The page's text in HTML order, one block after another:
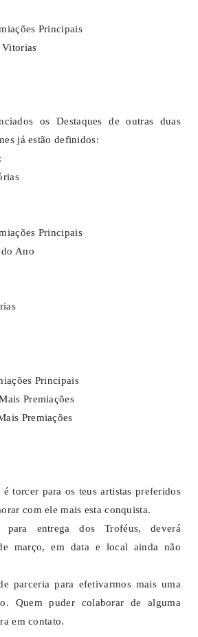
Principais
Vitorias
os Destaques de outras duas
já estão definidos:
Principais
Ano
Principais
Premiações
Premiações
torcer para os teus artistas preferidos
com ele mais esta conquista.
para entrega dos Troféus, deverá
março, em data e local ainda não
parceria para efetivarmos mais uma
Quem puder colaborar de alguma
em contato.